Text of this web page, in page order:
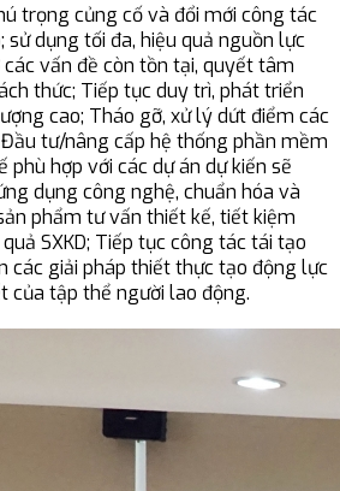
trọng củng cố và đổi mới công tác
sử dụng tối đa, hiệu quả nguồn lực
vấn đề còn tồn tại, quyết tâm
thức; Tiếp tục duy trì, phát triển
cao; Tháo gỡ, xử lý dứt điểm các
tư/nâng cấp hệ thống phần mềm
phù hợp với các dự án dự kiến sẽ
dụng công nghệ, chuẩn hóa và
phẩm tư vấn thiết kế, tiết kiệm
SXKD; Tiếp tục công tác tái tạo
các giải pháp thiết thực tạo động lực
của tập thể người lao động.